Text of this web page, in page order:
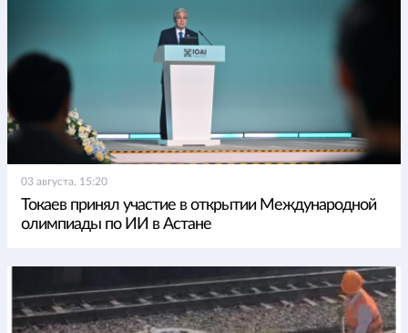
03 августа, 15:20
Токаев принял участие в открытии Международной
олимпиады по ИИ в Астане